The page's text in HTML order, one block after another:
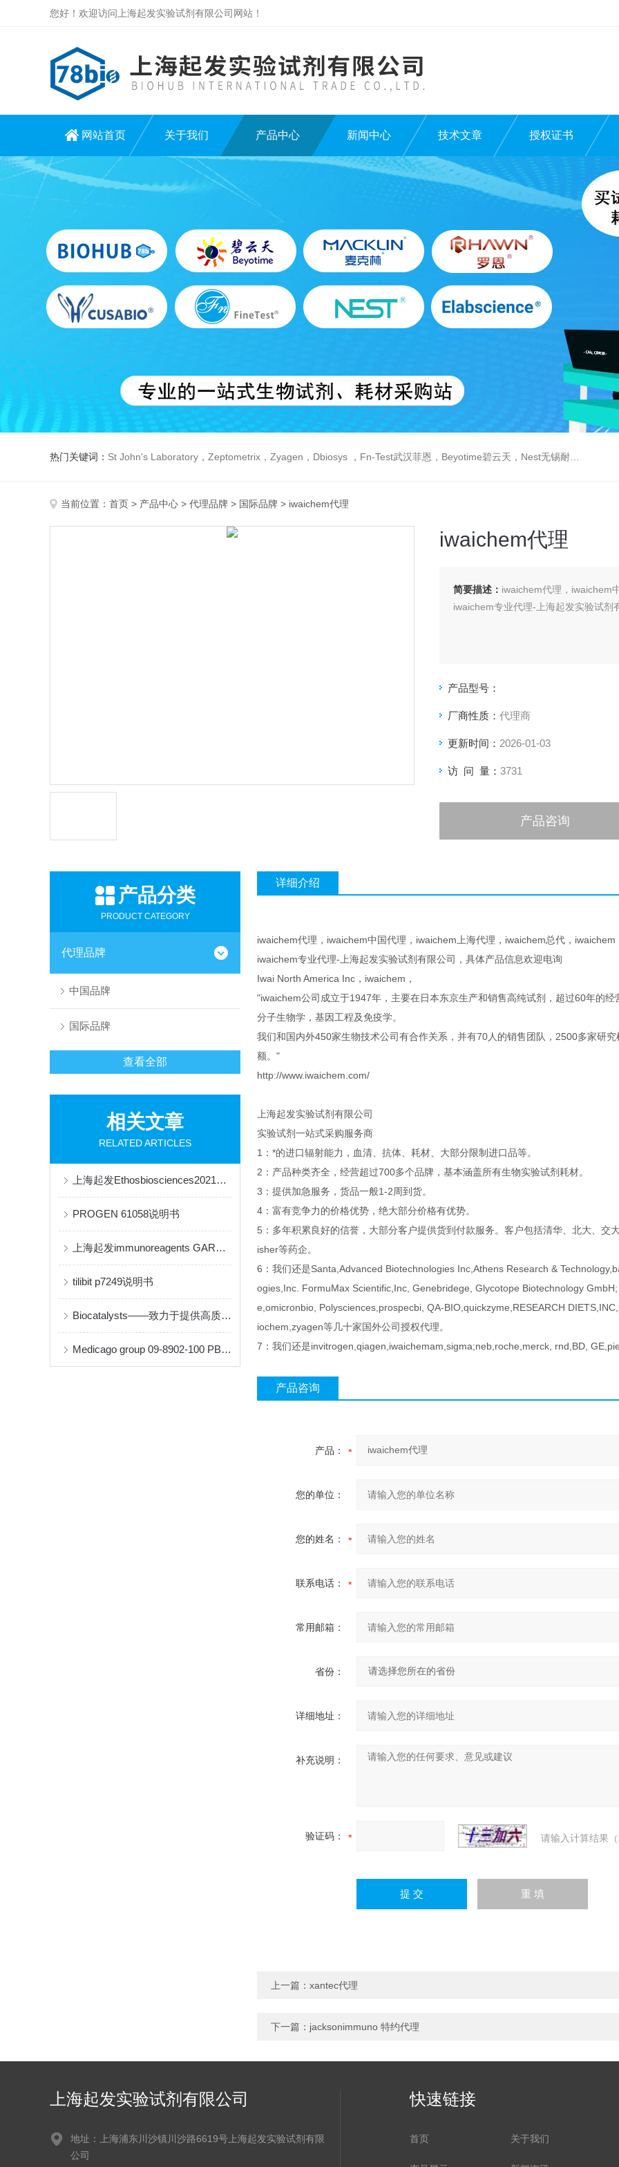
您好！欢迎访问上海起发实验试剂有限公司网站！
网站首页 关于我们 产品中心 新闻中心 技术文章 授权证书
热门关键词： St John's Laboratory，Zeptometrix，Zyagen，Dbiosys ，Fn-Test武汉菲恩，Beyotime碧云天，Nest无锡耐思，Elabscience伊莱瑞特，Macklin麦克林生物，Cobioer科佰生物
当前位置： 首页 > 产品中心 > 代理品牌 > 国际品牌 > iwaichem代理
iwaichem代理
简要描述： iwaichem代理，iwaichem
iwaichem专业代理-上海起发实验试剂
产品型号：
厂商性质： 代理商
更新时间： 2026-01-03
访 问 量： 3731
产品咨询
产品分类
PRODUCT CATEGORY
代理品牌
中国品牌
国际品牌
查看全部
相关文章
RELATED ARTICLES
上海起发Ethosbiosciences2021年价格表
PROGEN 61058说明书
上海起发immunoreagents GARHRP-050说明书
tilibit p7249说明书
Biocatalysts——致力于提供高质量的酶和生物催化解决方案
Medicago group 09-8902-100 PBS-Tween 缓冲液片剂说明书
详细介绍
iwaichem代理，iwaichem中国代理，iwaichem上海代理，iwaichem总代，iwaichem
iwaichem专业代理-上海起发实验试剂有限公司，具体产品信息欢迎电询
Iwai North America Inc，iwaichem，
"iwaichem公司成立于1947年，主要在日本东京生产和销售高纯试剂，超过60年的
分子生物学，基因工程及免疫学。
我们和国内外450家生物技术公司有合作关系，并有70人的销售团队，2500多家研
额。"
http://www.iwaichem.com/
上海起发实验试剂有限公司
实验试剂一站式采购服务商
1：*的进口辐射能力，血清、抗体、耗材、大部分限制进口品等。
2：产品种类齐全，经营超过700多个品牌，基本涵盖所有生物实验试剂耗材。
3：提供加急服务，货品一般1-2周到货。
4：富有竞争力的价格优势，绝大部分价格有优势。
5：多年积累良好的信誉，大部分客户提供货到付款服务。客户包括清华、北大、交
isher等药企。
6：我们还是Santa,Advanced Biotechnologies Inc,Athens Research &
ogies,Inc. FormuMax Scientific,Inc, Genebridege, Glycotope Biotechnology
e,omicronbio, Polysciences,prospecbi, QA-BIO,quickzyme,RESEARCH
iochem,zyagen等几十家国外公司授权代理。
7：我们还是invitrogen,qiagen,iwaichemam,sigma;neb,roche,merck, rnd,BD,
产品咨询
产品：
您的单位：
您的姓名：
联系电话：
常用邮箱：
省份：
详细地址：
补充说明：
验证码： 请输入计算结果
上一篇： xantec代理
下一篇： jacksonimmuno 特约代理
上海起发实验试剂有限公司
地址：上海浦东川沙镇川沙路6619号上海起发实验试剂有限
公司
快速链接
首页 关于我们